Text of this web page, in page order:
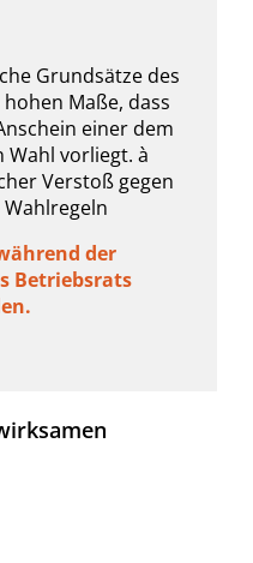
Grundsätze des
Maße, dass
einer dem
Wahl vorliegt. à
Verstoß gegen
der
Betriebsrats